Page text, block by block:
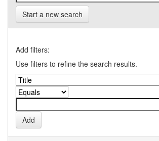
Start a new search
Add filters:
Use filters to refine the search results.